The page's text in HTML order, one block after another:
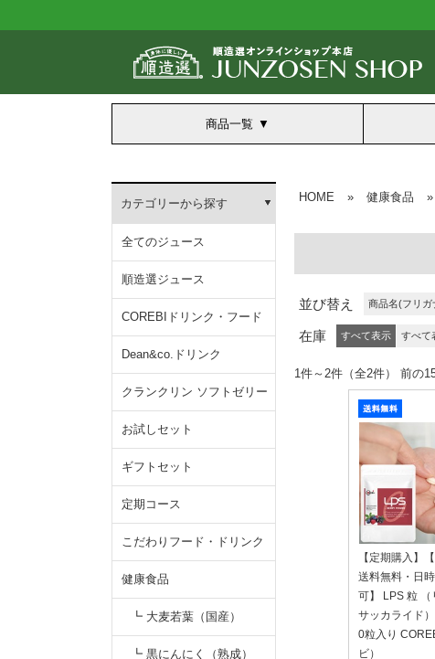
商品一覧
カテゴリーから探す
全てのジュース
順造選ジュース
COREBIドリンク・フード
Dean&co.ドリンク
クランクリン ソフトゼリー
お試しセット
ギフトセット
定期コース
こだわりフード・ドリンク
健康食品
┗ 大麦若葉（国産）
┗ 黒にんにく（熟成）
HOME » 健康食品 »
並び替え 商品名(フリガ
在庫 すべて表示 すべて
1件～2件（全2件
【定期購入】
送料無料・日
可】 LPS 粒 （
サッカライド
0粒入り
ビ）